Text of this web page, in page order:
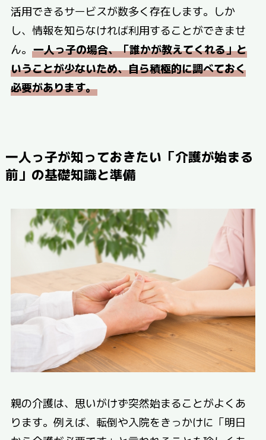
活用できるサービスが数多く存在します。しか
し、情報を知らなければ利用することができませ
ん。 一人っ子の場合、「誰かが教えてくれる」と
いうことが少ないため、自ら積極的に調べておく
必要があります。
一人っ子が知っておきたい「介護が始まる
前」の基礎知識と準備
親の介護は、思いがけず突然始まることがよくあ
ります。例えば、転倒や入院をきっかけに「明日